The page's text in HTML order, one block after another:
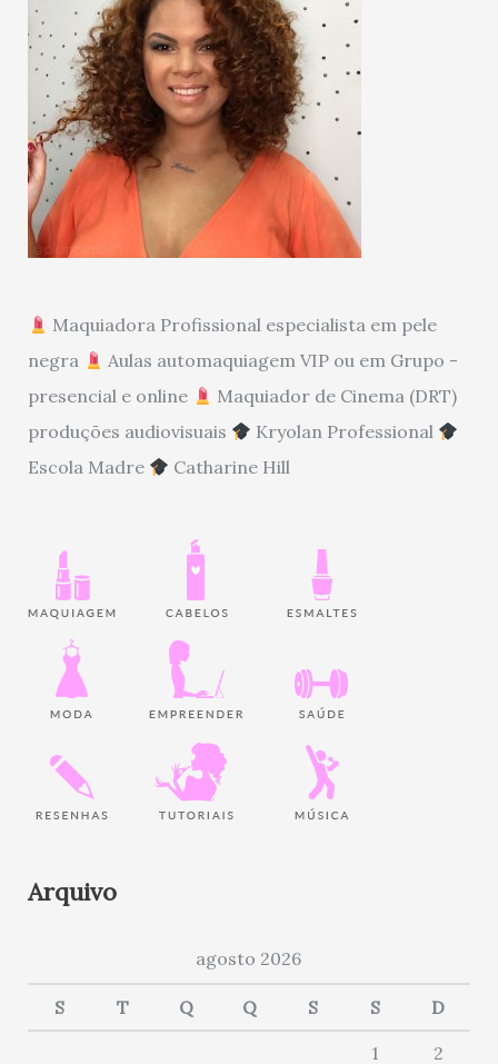
Maquiadora Profissional especialista em pele
negra
Aulas automaquiagem VIP ou em Grupo -
presencial e online
Maquiador de Cinema (DRT)
produções audiovisuais
Kryolan Professional
Escola Madre
Catharine Hill
Arquivo
agosto 2026
S T Q Q S S D
1
2